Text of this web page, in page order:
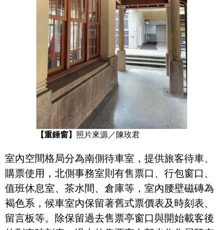
【重錘窗】 照片來源／陳玫君
室內空間格局分為南側待車室，提供旅客待車、
購票使用，北側事務室則有售票口、行包窗口、
值班休息室、茶水間、倉庫等，室內腰壁磁磚為
褐色系，候車室內保留著舊式票價表及時刻表、
留言板等。除保留過去售票亭窗口與開始載客後